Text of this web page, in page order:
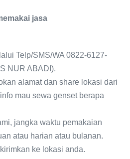
jasa
Telp/SMS/WA 0822-6127-
NUR ABADI).
alamat dan share lokasi dari
mau sewa genset berapa
jangka waktu pemakaian
atau harian atau bulanan.
ke lokasi anda.